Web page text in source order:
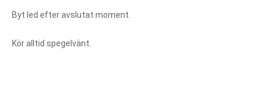
Byt led efter avslutat moment.
Kör alltid spegelvänt.